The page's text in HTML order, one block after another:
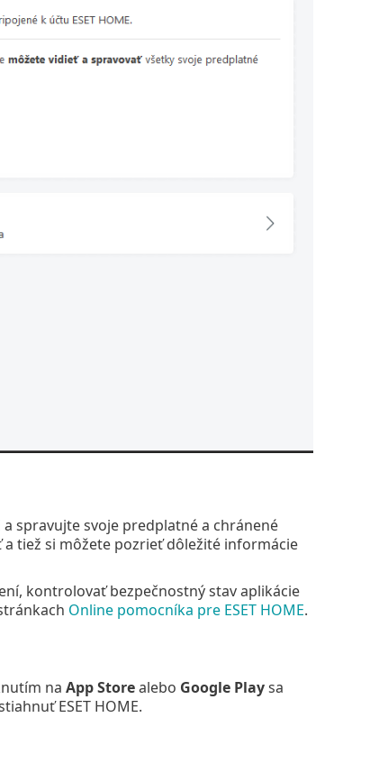
a spravujte svoje predplatné a chránené
tiež si môžete pozrieť dôležité informácie
kontrolovať bezpečnostný stav aplikácie
Online pomocníka pre ESET HOME.
na App Storealebo Google Playsa
ESET HOME.